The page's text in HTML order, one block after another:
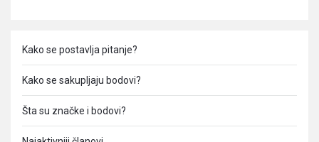
Kako se postavlja pitanje?
Kako se sakupljaju bodovi?
Šta su značke i bodovi?